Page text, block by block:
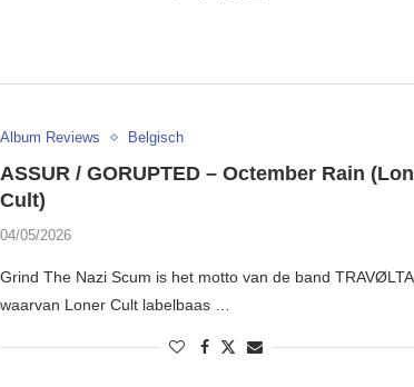
Album Reviews Belgisch
ASSUR / GORUPTED – Octember Rain
Cult)
04/05/2026
Grind The Nazi Scum is het motto van de band TRAVØLTA
waarvan Loner Cult labelbaas …